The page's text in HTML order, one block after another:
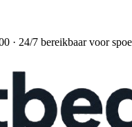
· 24/7 bereikbaar voor